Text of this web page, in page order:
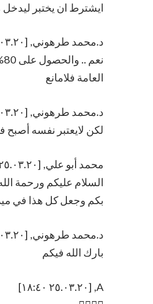
ايشترط ان يختبر
د.محمد طرهوني, [٢٥.٠٣.٢٠ ١٨:٣٥]
العامة فلامانع
د.محمد طرهوني, [٢٥.٠٣.٢٠ ١٨:٣٦]
لكن لايعتبر نفسه أصبح
محمد أبو علي, [٢٥.٠٣.٢٠ ١٨:٣٦]
السلام عليكم ورحمة
بكم وجعل كل هذا في
د.محمد طرهوني, [٢٥.٠٣.٢٠ ١٨:٣٧]
بارك الله فيكم
A, [٢٥.٠٣.٢٠ ١٨:٤٠]